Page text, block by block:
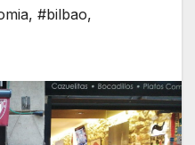
, #bilbao,